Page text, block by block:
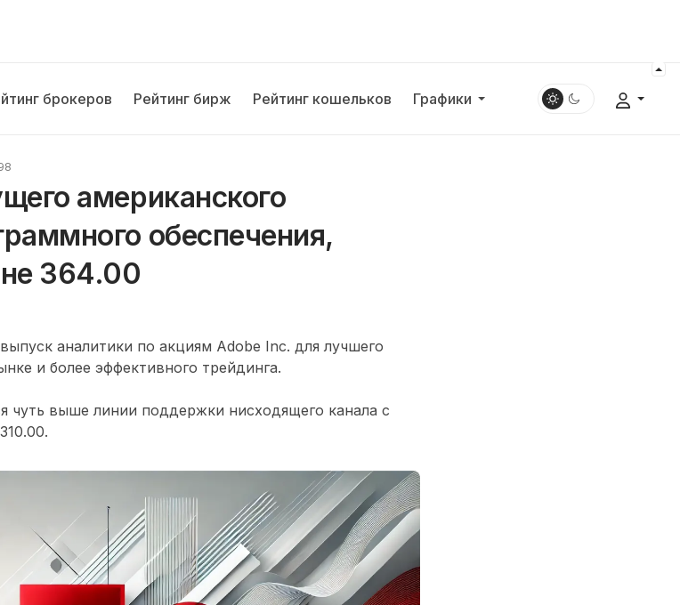
брокеров Рейтинг бирж Рейтинг кошельков Графики
американского
обеспечения,
364.00
аналитики по акциям Adobe Inc. для лучшего
и более эффективного трейдинга.
чуть выше линии поддержки нисходящего канала с